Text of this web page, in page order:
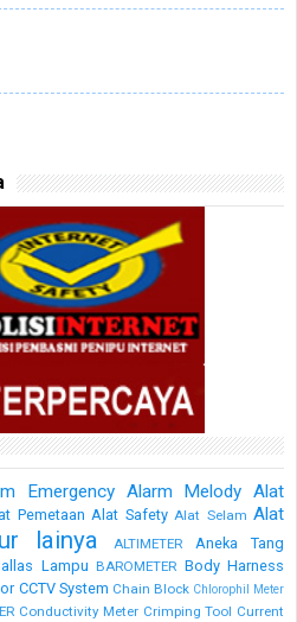
Emergency Alarm Melody Alat
Pemetaan Alat Safety Alat Selam Alat
lainya ALTIMETER
Aneka Tang
Lampu BAROMETER Body Harness
CCTV System Chain Block Chlorophil Meter
Conductivity Meter Crimping Tool Current